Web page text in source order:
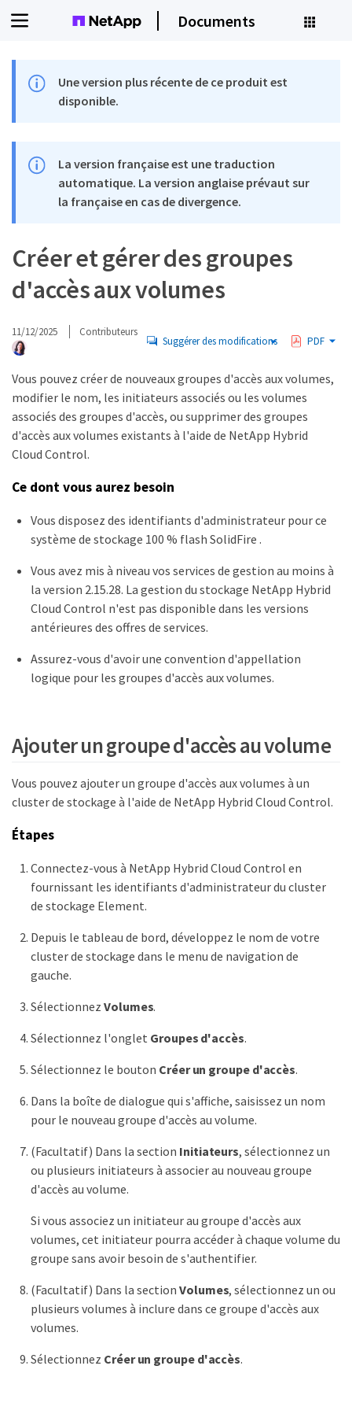
Documents
Une version plus récente de ce produit est
disponible.
La version française est une traduction
automatique. La version anglaise prévaut sur
la française en cas de divergence.
Créer et gérer des groupes
d'accès aux volumes
11/12/2025 Contributeurs
Suggérer des modifications PDF
Vous pouvez créer de nouveaux groupes d'accès aux volumes,
modifier le nom, les initiateurs associés ou les volumes
associés des groupes d'accès, ou supprimer des groupes
d'accès aux volumes existants à l'aide de NetApp Hybrid
Cloud Control.
Ce dont vous aurez besoin
Vous disposez des identifiants d'administrateur pour ce
système de stockage 100 % flash SolidFire .
Vous avez mis à niveau vos services de gestion au moins à
la version 2.15.28. La gestion du stockage NetApp Hybrid
Cloud Control n'est pas disponible dans les versions
antérieures des offres de services.
Assurez-vous d'avoir une convention d'appellation
logique pour les groupes d'accès aux volumes.
Ajouter un groupe d'accès au volume
Vous pouvez ajouter un groupe d'accès aux volumes à un
cluster de stockage à l'aide de NetApp Hybrid Cloud Control.
Étapes
Connectez-vous à NetApp Hybrid Cloud Control en
fournissant les identifiants d'administrateur du cluster
de stockage Element.
Depuis le tableau de bord, développez le nom de votre
cluster de stockage dans le menu de navigation de
gauche.
Sélectionnez Volumes.
Sélectionnez l'onglet Groupes d'accès.
Sélectionnez le bouton Créer un groupe d'accès.
Dans la boîte de dialogue qui s'affiche, saisissez un nom
pour le nouveau groupe d'accès au volume.
(Facultatif) Dans la section Initiateurs, sélectionnez un
ou plusieurs initiateurs à associer au nouveau groupe
d'accès au volume.
Si vous associez un initiateur au groupe d'accès aux
volumes, cet initiateur pourra accéder à chaque volume du
groupe sans avoir besoin de s'authentifier.
(Facultatif) Dans la section Volumes, sélectionnez un ou
plusieurs volumes à inclure dans ce groupe d'accès aux
volumes.
Sélectionnez Créer un groupe d'accès.